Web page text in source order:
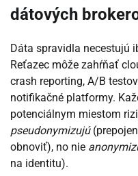
dátových
Dáta spravidla necestujú
Reťazec môže zahŕňať
crash reporting, A/B
notifikačné platformy.
potenciálnym miestom
pseudonymizujú
obnoviť), no nie
na identitu).